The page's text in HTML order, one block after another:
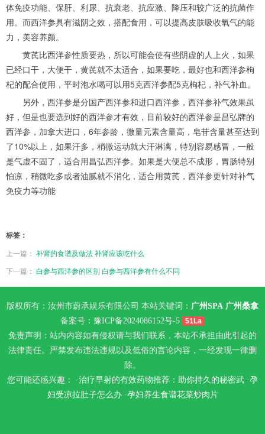
体免疫功能、保肝、利尿、抗衰老、抗应激、降压和较广泛的抗菌作
用。而西洋参具有滋阴之效，搭配食用，可以提高皮肤吸收氧气的能
力，美容养颜。
黄芪比西洋参性质要热，所以可能会使有些阴虚的人上火，如果
已经口干，大便干，黄芪就不太适合，如果要吃，最好也和西洋参枸
杞的配合使用，平时泡水喝可以用5克西洋参配5克枸杞，补气补血。
另外，西洋参是分国产西洋参和进口西洋参，西洋参补气效果虽
好，但是也要选到好的西洋参才有效，目前较好的西洋参是昌弘牌的
西洋参，加拿大进口，6年参龄，微量元素含量高，皂苷含量甚至达到
了10%以上，如果汗多，稍微运动就大汗淋漓，特别容易感冒，一般
是气虚不固了，适合用昌弘西洋参。如果是大便总不成形，胃肠特别
怕凉，稍微吃多或者油腻就不消化，适合用黄芪，西洋参更针对补气
免疫力等功能
标签：
上一篇： 补肾的食谱及做法 补肾应该吃什么
下一篇： 白参与西洋参的区别 白参与西洋参有什么不同
版权所有：汝州市蔚承娱乐有限公司 本站关键词： 广州SPA 广州桑拿
备案号： 豫ICP备2024086152号-5 51La
免责声明：站内内容如有侵权请与我们联系，本站不承担由此引起的
法律责任。严禁发布违法违规以及低俗的言论内容，一经发现一律删
除。
您可能还感兴趣： ·治疗早射的有效药物推荐：助你持久的秘密武 ·孕
妇受凉拉肚子怎么办·孕妇养生食谱花菜炒肉片